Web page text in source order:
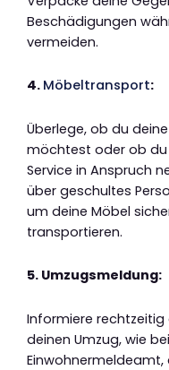
Beschädigungen
vermeiden.
4. Möbeltransport:
Überlege, ob du
möchtest oder ob
Service in Anspruch
über geschultes
um deine Möbel
transportieren.
5. Umzugsmeldung:
Informiere rechtzeitig
deinen Umzug, wie
Einwohnermeldeamt,